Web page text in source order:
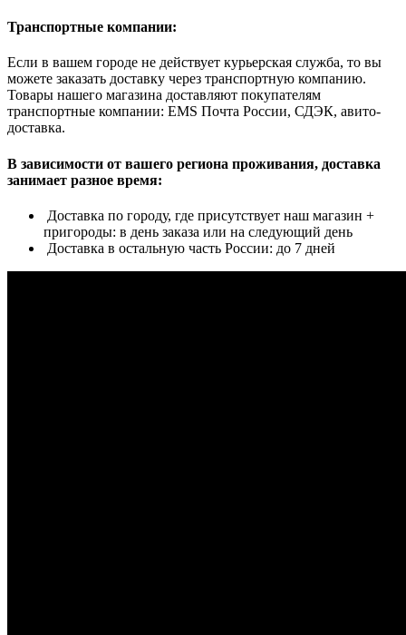
Транспортные компании:
Если в вашем городе не действует курьерская служба, то вы
можете заказать доставку через транспортную компанию.
Товары нашего магазина доставляют покупателям
транспортные компании: EMS Почта России, СДЭК, авито-
доставка.
В зависимости от вашего региона проживания, доставка
занимает разное время:
Доставка по городу, где присутствует наш магазин +
пригороды: в день заказа или на следующий день
Доставка в остальную часть России: до 7 дней